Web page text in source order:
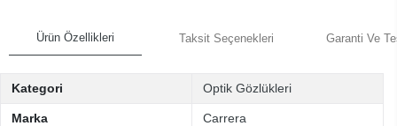
Ürün Özellikleri Taksit Seçenekleri Garanti Ve
Kategori Optik Gözlükleri
Marka Carrera